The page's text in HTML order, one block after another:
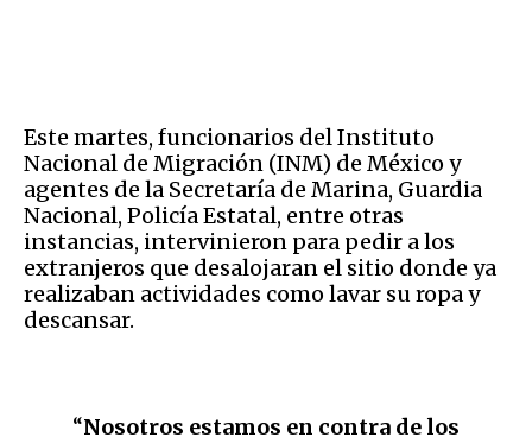
Este martes, funcionarios del Instituto
Nacional de Migración (INM) de México y
agentes de la Secretaría de Marina, Guardia
Nacional, Policía Estatal, entre otras
instancias, intervinieron para pedir a los
extranjeros que desalojaran el sitio donde ya
realizaban actividades como lavar su ropa y
descansar.
“Nosotros estamos en contra de los